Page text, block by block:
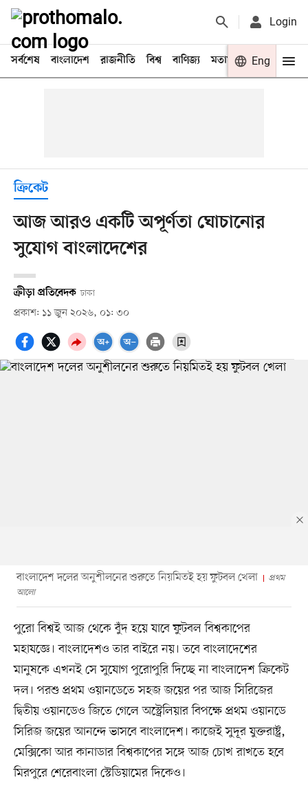
Login
সর্বশেষ বাংলাদেশ রাজনীতি বিশ্ব বাণিজ্য মতামত খেলা
Eng
ক্রিকেট
আজ আরও একটি অপূর্ণতা ঘোচানোর
সুযোগ বাংলাদেশের
ক্রীড়া প্রতিবেদক ঢাকা
প্রকাশ: ১১ জুন ২০২৬, ০১: ৩০
বাংলাদেশ দলের অনুশীলনের শুরুতে নিয়মিতই হয় ফুটবল খেলা
প্রথম
আলো
পুরো বিশ্বই আজ থেকে বুঁদ হয়ে যাবে ফুটবল বিশ্বকাপের
মহাযজ্ঞে। বাংলাদেশও তার বাইরে নয়। তবে বাংলাদেশের
মানুষকে এখনই সে সুযোগ পুরোপুরি দিচ্ছে না বাংলাদেশ ক্রিকেট
দল। পরশু প্রথম ওয়ানডেতে সহজ জয়ের পর আজ সিরিজের
দ্বিতীয় ওয়ানডেও জিতে গেলে অস্ট্রেলিয়ার বিপক্ষে প্রথম ওয়ানডে
সিরিজ জয়ের আনন্দে ভাসবে বাংলাদেশ। কাজেই সুদূর যুক্তরাষ্ট্র,
মেক্সিকো আর কানাডার বিশ্বকাপের সঙ্গে আজ চোখ রাখতে হবে
মিরপুরে শেরেবাংলা স্টেডিয়ামের দিকেও।